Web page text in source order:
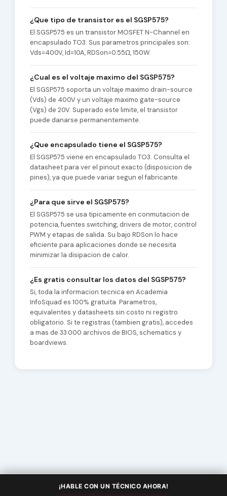
¿Que tipo de transistor es el SGSP575?
El SGSP575 es un transistor MOSFET N-Channel en
encapsulado TO3. Sus parametros principales son:
Vds=400V, Id=10A, RDSon=0.55Ω, 150W.
¿Cual es el voltaje maximo del SGSP575?
El SGSP575 soporta un voltaje maximo drain-source
(Vds) de 400V y un voltaje maximo gate-source
(Vgs) de 20V. Superado este limite, el transistor
puede danarse permanentemente.
¿Que encapsulado tiene el SGSP575?
El SGSP575 viene en encapsulado TO3. Consulta el
datasheet para ver el pinout exacto (disposicion de
pines), ya que puede variar segun el fabricante.
¿Para que sirve el SGSP575?
El SGSP575 se usa tipicamente en conmutacion de
potencia, fuentes switching, drivers de motor, control
PWM y etapas de salida. Su bajo RDSon lo hace
eficiente para aplicaciones donde se necesita
minimizar la disipacion de calor.
¿Es gratis consultar los datos del SGSP575?
Si, toda la informacion tecnica en Academia
InfoSquad es 100% gratuita. Parametros,
equivalentes y datasheets sin costo ni registro
obligatorio. Si te registras (tambien gratis), accedes
a mas de 33.000 archivos de BIOS, schematics y
boardviews.
¡HABLE CON UN TÉCNICO AHORA!